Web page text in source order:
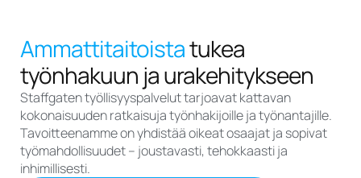
Ammattitaitoistatukea
työnhakuun ja urakehitykseen
Staffgaten työllisyyspalvelut tarjoavat kattavan
kokonaisuuden ratkaisuja työnhakijoille ja työnantajille.
Tavoitteenamme on yhdistää oikeat osaajat ja sopivat
työmahdollisuudet – joustavasti, tehokkaasti ja
inhimillisesti.